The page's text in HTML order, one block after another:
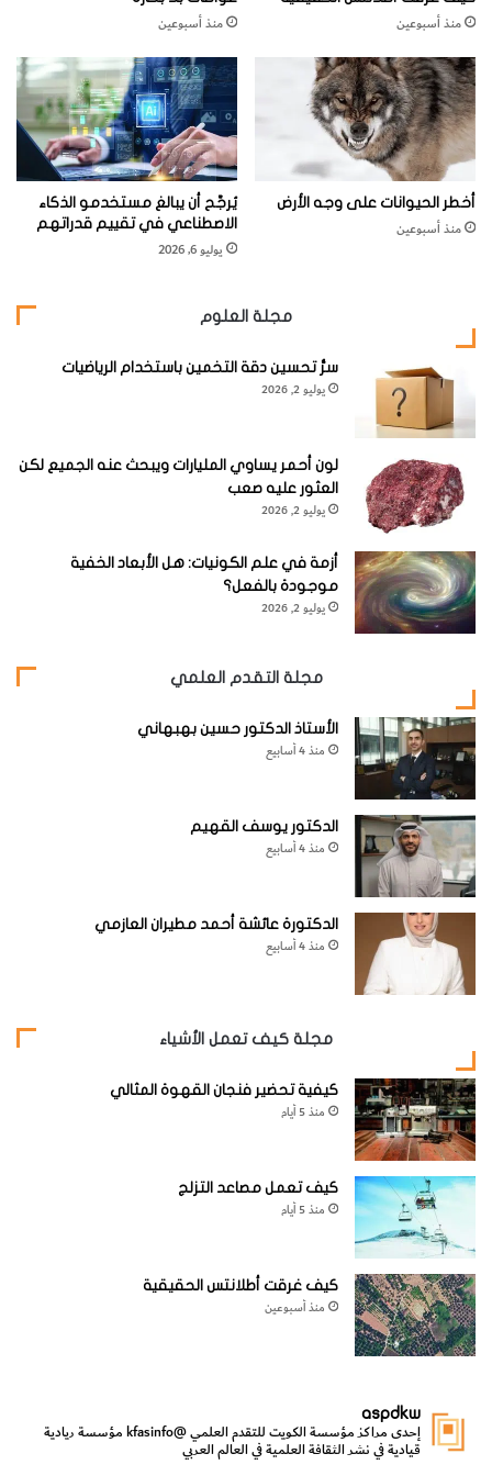
منذ أسبوعين منذ أسبوعين
أخطر الحيوانات على وجه الأرض
منذ أسبوعين
يُرجَّح أن يبالغ مستخدمو الذكاء
الاصطناعي في تقييم قدراتهم
يوليو 6, 2026
مجلة العلوم
سرُّ تحسين دقة التخمين باستخدام الرياضيات
يوليو 2, 2026
لون أحمر يساوي المليارات ويبحث عنه الجميع لكن
العثور عليه صعب
يوليو 2, 2026
أزمة في علم الكونيات: هل الأبعاد الخفية
موجودة بالفعل؟
يوليو 2, 2026
مجلة التقدم العلمي
الأستاذ الدكتور حسين بهبهاني
منذ 4 أسابيع
الدكتور يوسف القهيم
منذ 4 أسابيع
الدكتورة عائشة أحمد مطيران العازمي
منذ 4 أسابيع
مجلة كيف تعمل الأشياء
كيفية تحضير فنجان القهوة المثالي
منذ 5 أيام
كيف تعمل مصاعد التزلج
منذ 5 أيام
كيف غرقت أطلانتس الحقيقية
منذ أسبوعين
aspdkw
إحدى مراكز مؤسسة الكويت للتقدم العلمي@kfasinfo مؤسسة ريادية
قيادية في نشر الثقافة العلمية في العالم العربي